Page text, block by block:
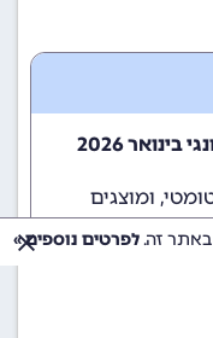
שערי הדולר ההונג קונגי בינואר 2026
ומוצגים
לפרטים נוספים »